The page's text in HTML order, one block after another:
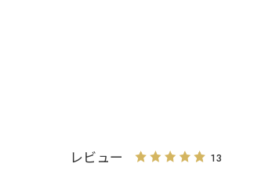
レビュー 13